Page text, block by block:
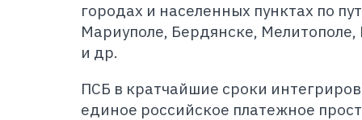
городах и населенных пунктах по
Мариуполе, Бердянске,
и др.
ПСБ в кратчайшие сроки
единое российское платежное